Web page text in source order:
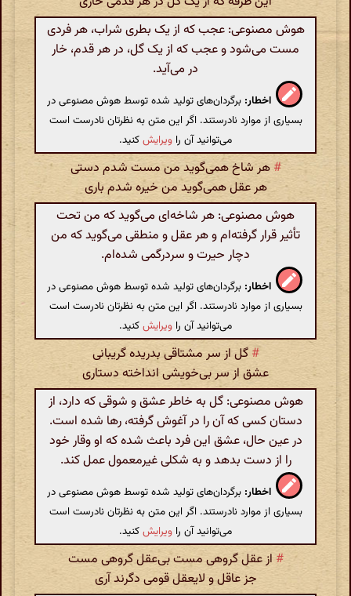
هوش مصنوعی: عجب که از یک بطری شراب، هر فردی
مست می‌شود و عجب که از یک گل، در هر قدم، خار
در می‌آید.
اخطار: برگردان‌های تولید شده توسط هوش مصنوعی در
بسیاری از موارد نادرستند. اگر این متن به نظرتان نادرست است
می‌توانید آن را ویرایشکنید.
# هر شاخ همی‌گوید من مست شدم دستی
هر عقل همی‌گوید من خیره شدم باری
هوش مصنوعی: هر شاخه‌ای می‌گوید که من تحت
تأثیر قرار گرفته‌ام و هر عقل و منطقی می‌گوید که من
دچار حیرت و سردرگمی شده‌ام.
اخطار: برگردان‌های تولید شده توسط هوش مصنوعی در
بسیاری از موارد نادرستند. اگر این متن به نظرتان نادرست است
می‌توانید آن را ویرایشکنید.
# گل از سر مشتاقی بدریده گریبانی
عشق از سر بی‌خویشی انداخته دستاری
هوش مصنوعی: گل به خاطر عشق و شوقی که دارد، از
دستان کسی که آن را در آغوش گرفته، رها شده است.
در عین حال، عشق این فرد باعث شده که او وقار خود
را از دست بدهد و به شکلی غیرمعمول عمل کند.
اخطار: برگردان‌های تولید شده توسط هوش مصنوعی در
بسیاری از موارد نادرستند. اگر این متن به نظرتان نادرست است
می‌توانید آن را ویرایشکنید.
# از عقل گروهی مست بی‌عقل گروهی مست
جز عاقل و لایعقل قومی دگرند آری